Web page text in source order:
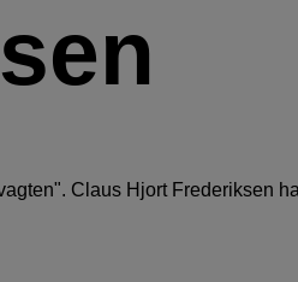
Claus Hjort Frederiksen